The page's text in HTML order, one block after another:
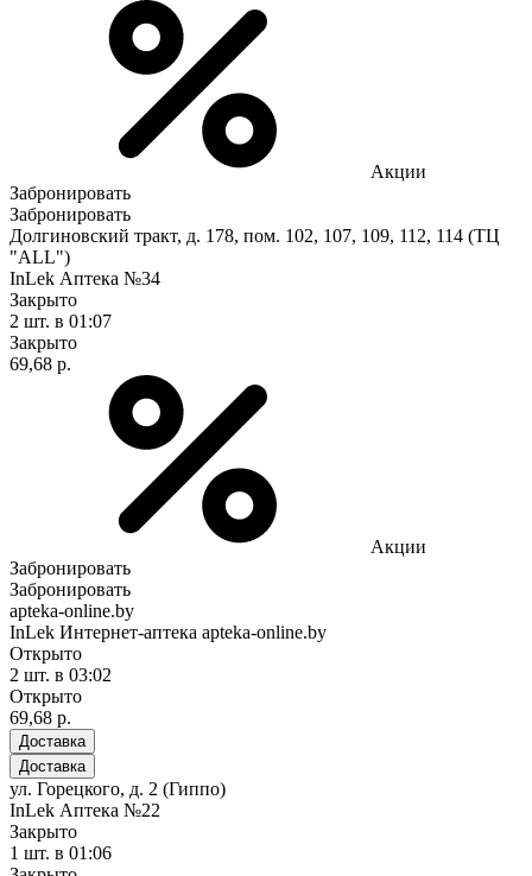
Акции
Забронировать
Забронировать
Долгиновский тракт, д. 178, пом. 102, 107, 109, 112, 114 (ТЦ
"ALL")
InLek Аптека №34
Закрыто
2 шт. в 01:07
Закрыто
69,68 р.
Акции
Забронировать
Забронировать
apteka-online.by
InLek Интернет-аптека apteka-online.by
Открыто
2 шт. в 03:02
Открыто
69,68 р.
Доставка
Доставка
ул. Горецкого, д. 2 (Гиппо)
InLek Аптека №22
Закрыто
1 шт. в 01:06